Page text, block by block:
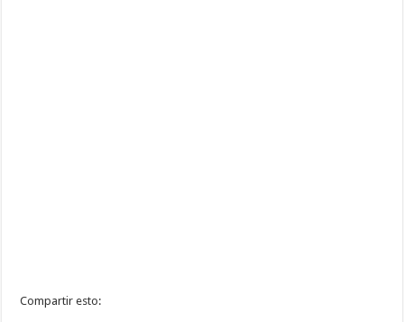
Compartir esto: